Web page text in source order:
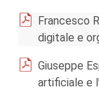
Francesco
digitale e
Giuseppe
artificiale e